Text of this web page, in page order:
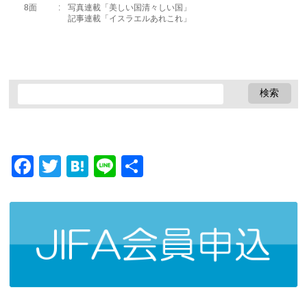
8面
:
写真連載「美しい国清々しい国」
記事連載「イスラエルあれこれ」
Facebook
Twitter
Hatena
Line